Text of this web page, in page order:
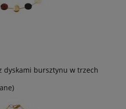
dyskami bursztynu w trzech